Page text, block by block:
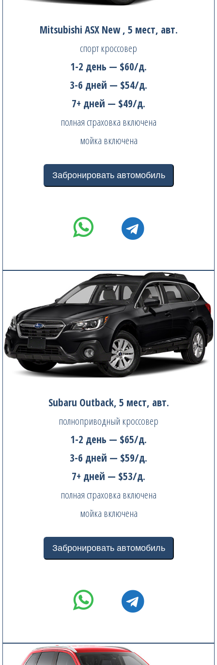
Mitsubishi ASX New , 5 мест, авт.
спорт кроссовер
1-2 день — $60/д.
3-6 дней — $54/д.
7+ дней — $49/д.
полная страховка включена
мойка включена
Забронировать автомобиль
Subaru Outback, 5 мест, авт.
полноприводный кроссовер
1-2 день — $65/д.
3-6 дней — $59/д.
7+ дней — $53/д.
полная страховка включена
мойка включена
Забронировать автомобиль